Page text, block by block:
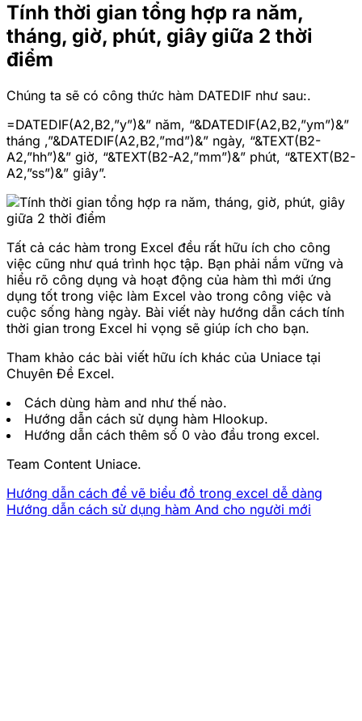
Tính thời gian tổng hợp ra năm,
tháng, giờ, phút, giây giữa 2 thời
điểm
Chúng ta sẽ có công thức hàm DATEDIF như sau:.
=DATEDIF(A2,B2,”y”)&” năm, “&DATEDIF(A2,B2,”ym”)&”
tháng ,”&DATEDIF(A2,B2,”md”)&” ngày, “&TEXT(B2-
A2,”hh”)&” giờ, “&TEXT(B2-A2,”mm”)&” phút, “&TEXT(B2-
A2,”ss”)&” giây”.
Tất cả các hàm trong Excel đều rất hữu ích cho công
việc cũng như quá trình học tập. Bạn phải nắm vững và
hiểu rõ công dụng và hoạt động của hàm thì mới ứng
dụng tốt trong việc làm Excel vào trong công việc và
cuộc sống hàng ngày. Bài viết này hướng dẫn cách tính
thời gian trong Excel hi vọng sẽ giúp ích cho bạn.
Tham khảo các bài viết hữu ích khác của Uniace tại
Chuyên Đề Excel.
Cách dùng hàm and như thế nào.
Hướng dẫn cách sử dụng hàm Hlookup.
Hướng dẫn cách thêm số 0 vào đầu trong excel.
Team Content Uniace.
Hướng dẫn cách để vẽ biểu đồ trong excel dễ dàng
Hướng dẫn cách sử dụng hàm And cho người mới